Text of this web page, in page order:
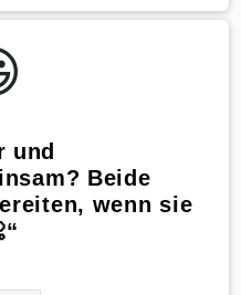
und
Beide
wenn sie